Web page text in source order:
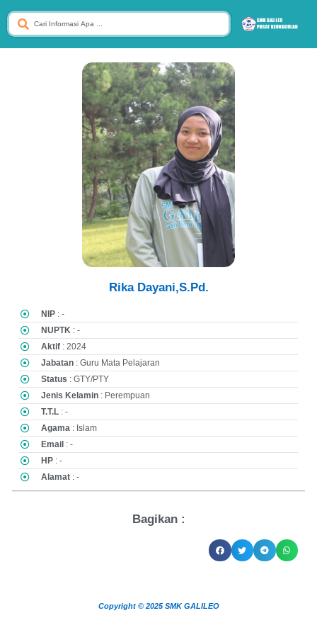
Rika Dayani,S.Pd.
NIP : -
NUPTK : -
Aktif : 2024
Jabatan : Guru Mata Pelajaran
Status : GTY/PTY
Jenis Kelamin : Perempuan
T.T.L : -
Agama : Islam
Email : -
HP : -
Alamat : -
Bagikan :
Copyright © 2025 SMK GALILEO